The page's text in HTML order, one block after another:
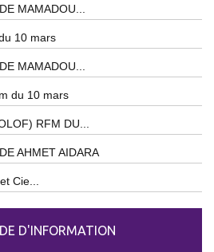
MAMADOU...
10 mars
MAMADOU...
du 10 mars
RFM DU...
AHMET AIDARA
Cie...
D'INFORMATION